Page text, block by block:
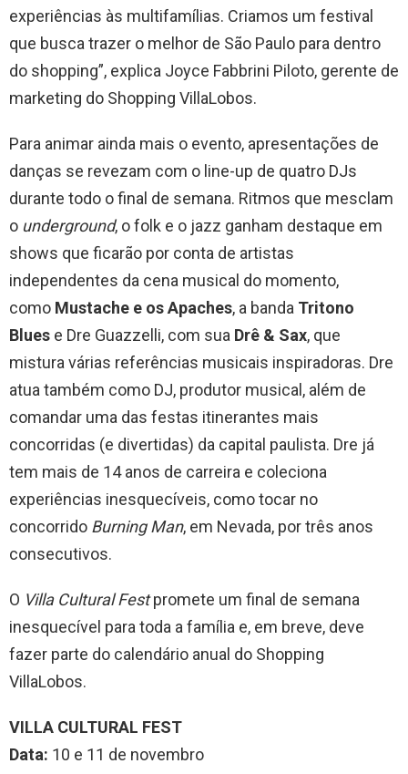
experiências às multifamílias. Criamos um festival
que busca trazer o melhor de São Paulo para dentro
do shopping”, explica Joyce Fabbrini Piloto, gerente de
marketing do Shopping VillaLobos.
Para animar ainda mais o evento, apresentações de
danças se revezam com o line-up de quatro DJs
durante todo o final de semana. Ritmos que mesclam
o underground, o folk e o jazz ganham destaque em
shows que ficarão por conta de artistas
independentes da cena musical do momento,
como Mustache e os Apaches, a banda Tritono
Blues e Dre Guazzelli, com sua Drê & Sax, que
mistura várias referências musicais inspiradoras. Dre
atua também como DJ, produtor musical, além de
comandar uma das festas itinerantes mais
concorridas (e divertidas) da capital paulista. Dre já
tem mais de 14 anos de carreira e coleciona
experiências inesquecíveis, como tocar no
concorrido Burning Man, em Nevada, por três anos
consecutivos.
O Villa Cultural Festpromete um final de semana
inesquecível para toda a família e, em breve, deve
fazer parte do calendário anual do Shopping
VillaLobos.
VILLA CULTURAL FEST
Data: 10 e 11 de novembro